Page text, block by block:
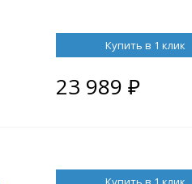
Купить в 1 клик
23 989₽